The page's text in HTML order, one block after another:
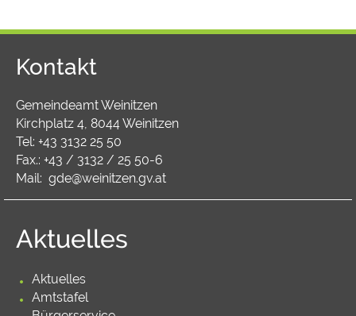
Kontakt
Gemeindeamt Weinitzen
Kirchplatz 4, 8044 Weinitzen
Tel: +43 3132 25 50
Fax.: +43 / 3132 / 25 50-6
Mail: gde@weinitzen.gv.at
Aktuelles
Aktuelles
Amtstafel